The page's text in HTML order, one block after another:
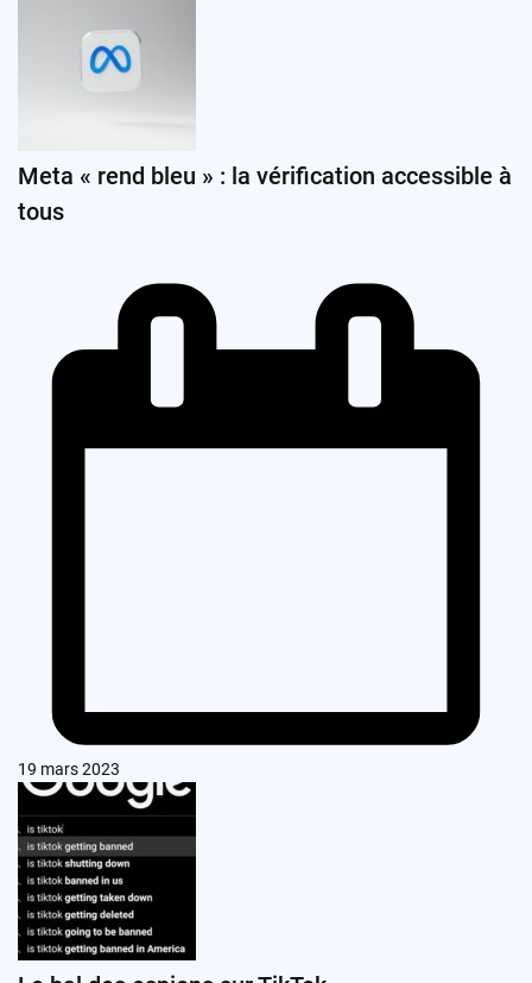
Meta « rend bleu » : la vérification accessible à
tous
19 mars 2023